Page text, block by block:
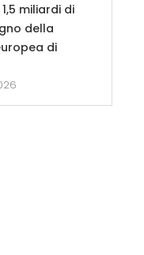
1,5 miliardi di
della
di